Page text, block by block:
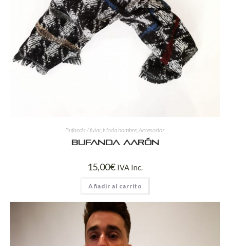
Bufanda / fular, Moda hombre,Accesorios
Bufanda Aarón
15,00€ IVA Inc.
Añadir al carrito